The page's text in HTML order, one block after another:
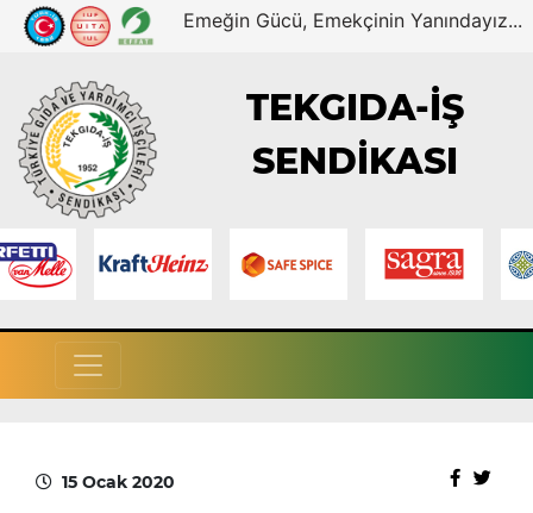
Emeğin Gücü, Emekçinin Yanındayız...
TEKGIDA-İŞ
SENDİKASI
15 Ocak 2020